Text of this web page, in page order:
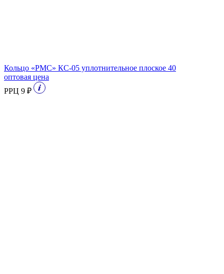
Кольцо «РМС» КС-05 уплотнительное плоское 40
оптовая цена
РРЦ 9 ₽